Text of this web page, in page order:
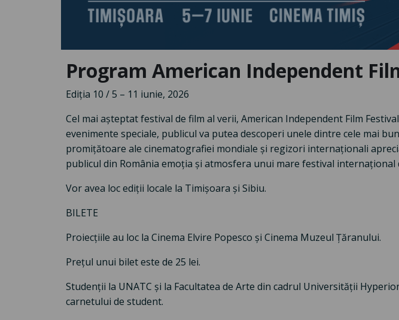
Program American Independent
Ediția 10 / 5 – 11 iunie, 2026
Cel mai așteptat festival de film al verii, American Independent Film
evenimente speciale, publicul va putea descoperi unele dintre cele mai
promițătoare ale cinematografiei mondiale și regizori internaționali
publicul din România emoția și atmosfera unui mare festival internațional
Vor avea loc ediții locale la Timișoara și Sibiu.
BILETE
Proiecțiile au loc la Cinema Elvire Popesco și Cinema Muzeul Țăranului.
Prețul unui bilet este de 25 lei.
Studenții la UNATC și la Facultatea de Arte din cadrul Universității
carnetului de student.